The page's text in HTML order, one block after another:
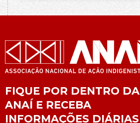
FIQUE POR DENTRO DA
ANAÍ E RECEBA
INFORMAÇÕES DIÁRIAS